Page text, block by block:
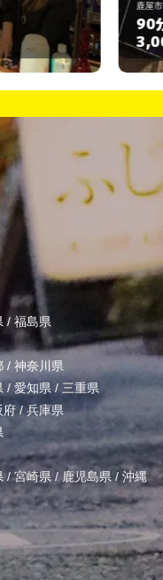
/ 福島県
/ 神奈川県
/ 愛知県 / 三重県
府 /兵庫県
/宮崎県 /鹿児島県 / 沖縄